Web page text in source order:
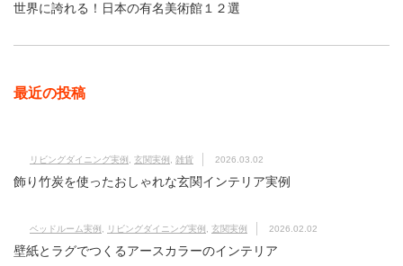
世界に誇れる！日本の有名美術館１２選
最近の投稿
リビングダイニング実例 玄関実例 雑貨 2026.03.02
飾り竹炭を使ったおしゃれな玄関インテリア実例
ベッドルーム実例 リビングダイニング実例 玄関実例 2026.02.02
壁紙とラグでつくるアースカラーのインテリア